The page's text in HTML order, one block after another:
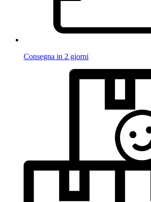
Consegna in 2 giorni